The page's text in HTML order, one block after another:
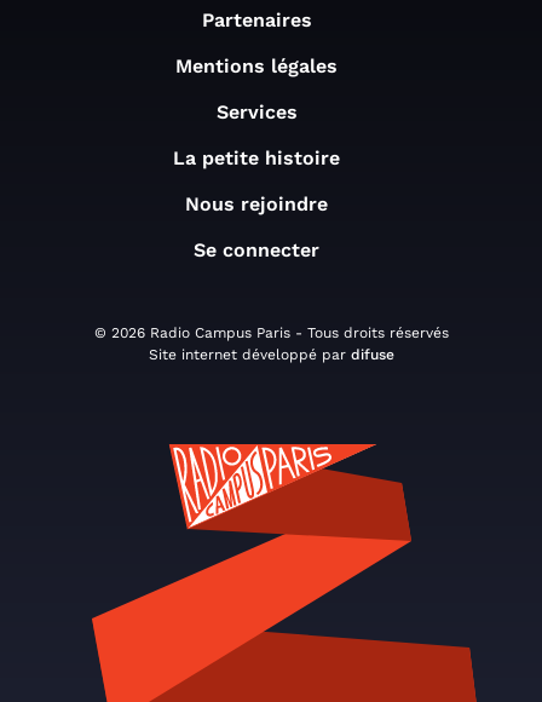
Partenaires
Mentions légales
Services
La petite histoire
Nous rejoindre
Se connecter
© 2026 Radio Campus Paris - Tous droits réservés
Site internet développé par difuse